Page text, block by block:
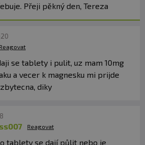
Přeji pěkný den, Tereza
Reagovat
se tablety i pulit, uz mam 10mg
a vecer k magnesku mi prijde
diky
Reagovat
tablety se dají půlit nebo je